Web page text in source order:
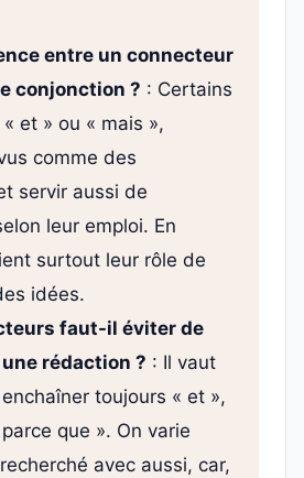
entre un connecteur
conjonction ? : Certains
et » ou « mais »,
comme des
servir aussi de
leur emploi. En
surtout leur rôle de
idées.
faut-il éviter de
rédaction ? : Il vaut
toujours « et »,
que ». On varie
avec aussi, car,